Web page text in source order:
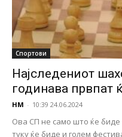
Спортови
Најследениот
годинава првпат
НМ - 10:39 24.06.2024
Ова СП не само што ќе биде
туку ќе биде и голем